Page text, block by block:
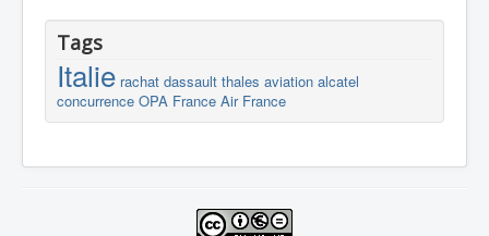
Tags
Italie rachat dassault thales aviation alcatel
concurrence OPA France Air France